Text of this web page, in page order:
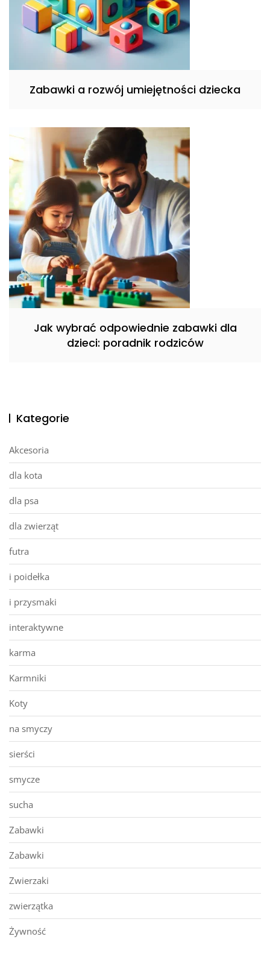
Zabawki a rozwój umiejętności dziecka
Jak wybrać odpowiednie zabawki dla
dzieci: poradnik rodziców
Kategorie
Akcesoria
dla kota
dla psa
dla zwierząt
futra
i poidełka
i przysmaki
interaktywne
karma
Karmniki
Koty
na smyczy
sierści
smycze
sucha
Zabawki
Zabawki
Zwierzaki
zwierzątka
Żywność